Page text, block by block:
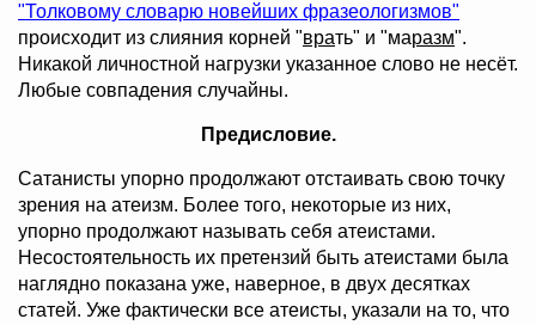
"Толковому словарю новейших фразеологизмов"
происходит из слияния корней "врать" и "маразм".
Никакой личностной нагрузки указанное слово не несёт.
Любые совпадения случайны.
Предисловие.
Сатанисты упорно продолжают отстаивать свою точку
зрения на атеизм. Более того, некоторые из них,
упорно продолжают называть себя атеистами.
Несостоятельность их претензий быть атеистами была
наглядно показана уже, наверное, в двух десятках
статей. Уже фактически все атеисты, указали на то, что